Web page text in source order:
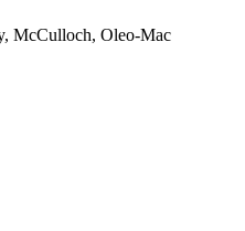
McCulloch, Oleo-Mac